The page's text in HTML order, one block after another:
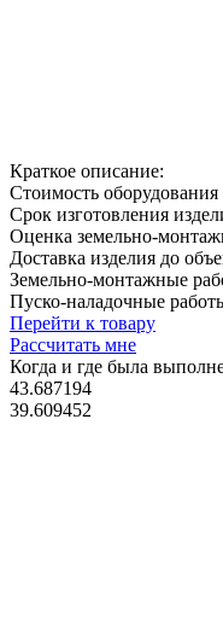
Краткое описание:
Стоимость оборудования
Срок изготовления
Оценка земельно-
Доставка изделия до
Земельно-монтажные
Пуско-наладочные
Перейти к товару
Рассчитать мне
Когда и где была
43.687194
39.609452